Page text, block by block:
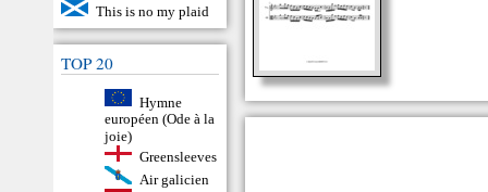
This is no my plaid
TOP 20
Hymne
européen (Ode à la
joie)
Greensleeves
Air galicien